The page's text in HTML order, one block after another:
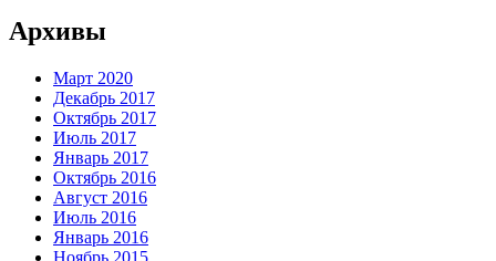
Архивы
Март 2020
Декабрь 2017
Октябрь 2017
Июль 2017
Январь 2017
Октябрь 2016
Август 2016
Июль 2016
Январь 2016
Ноябрь 2015